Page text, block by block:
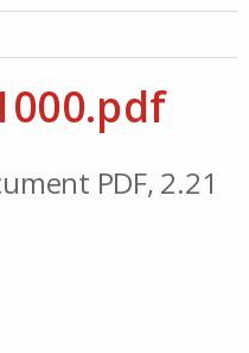
PDF, 2.21